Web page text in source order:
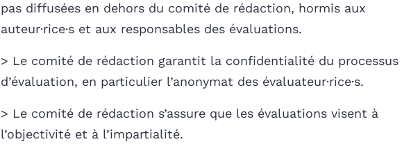
pas diffusées en dehors du comité de rédaction, hormis aux
auteur·rice·s et aux responsables des évaluations.
> Le comité de rédaction garantit la confidentialité du processus
d’évaluation, en particulier l’anonymat des évaluateur·rice·s.
> Le comité de rédaction s’assure que les évaluations visent à
l’objectivité et à l’impartialité.